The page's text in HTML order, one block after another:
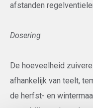
afstanden
Dosering
De hoeveelheid zuivere
afhankelijk van teelt,
de herfst- en